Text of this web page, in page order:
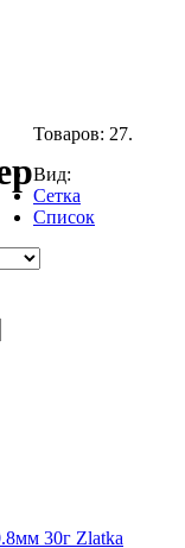
Товаров: 27.
Вид:
Сетка
Список